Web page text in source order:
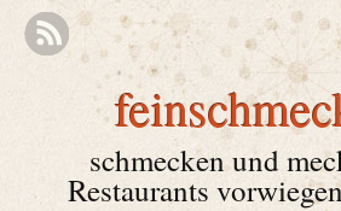
schmecken und
Restaurants